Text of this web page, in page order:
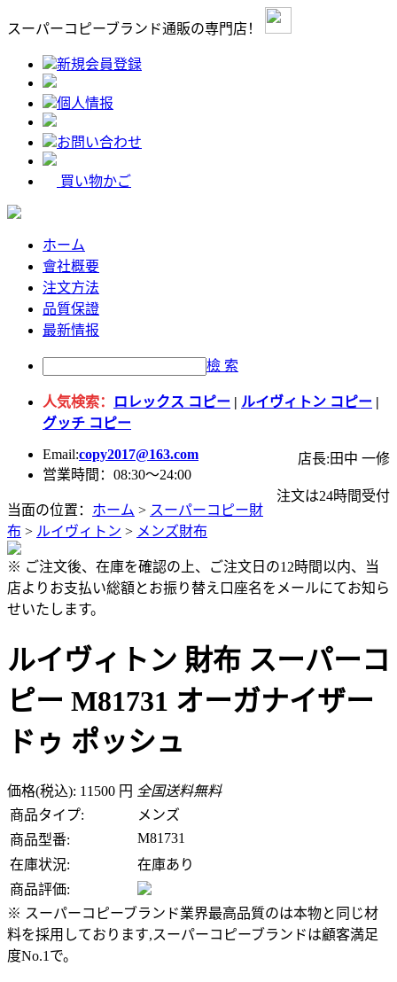
スーパーコピーブランド通販の専門店！
新規会員登録
個人情报
お問い合わせ
買い物かご
ホーム
會社概要
注文方法
品質保證
最新情报
檢 索
人気検索： ロレックス コピー | ルイヴィトン コピー |
グッチ コピー
Email:copy2017@163.com
店長:田中 一修
営業時間：08:30～24:00
注文は24時間受付
当面の位置： ホーム > スーパーコピー財
布 > ルイヴィトン > メンズ財布
※ ご注文後、在庫を確認の上、ご注文日の12時間以内、当
店よりお支払い総額とお振り替え口座名をメールにてお知ら
せいたします。
ルイヴィトン 財布 スーパーコ
ピー M81731 オーガナイザー
ドゥ ポッシュ
価格(税込): 11500 円 全国送料無料
商品タイプ:
メンズ
商品型番:
M81731
在庫状況:
在庫あり
商品評価:
※ スーパーコピーブランド業界最高品質のは本物と同じ材
料を採用しております,スーパーコピーブランドは顧客満足
度No.1で。